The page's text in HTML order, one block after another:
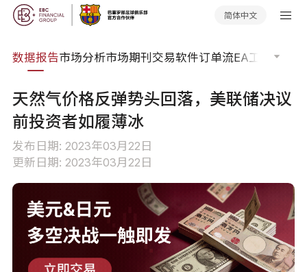
简体中文
数据报告市场分析市场期刊交易软件订单流EA工具库
天然气价格反弹势头回落，美联储决议
前投资者如履薄冰
发布日期: 2023年03月22日
更新日期: 2023年03月22日